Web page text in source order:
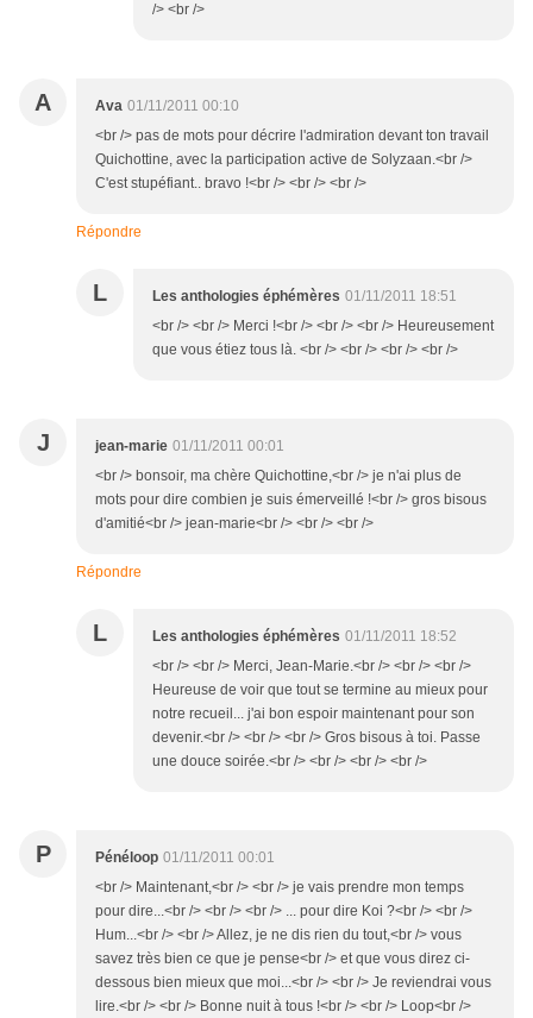
/> <br />
A Ava 01/11/2011 00:10
<br /> pas de mots pour décrire l'admiration devant ton travail
Quichottine, avec la participation active de Solyzaan.<br />
C'est stupéfiant.. bravo !<br /> <br /> <br />
Répondre
L Les anthologies éphémères 01/11/2011 18:51
<br /> <br /> Merci !<br /> <br /> <br /> Heureusement
que vous étiez tous là. <br /> <br /> <br /> <br />
J jean-marie 01/11/2011 00:01
<br /> bonsoir, ma chère Quichottine,<br /> je n'ai plus de
mots pour dire combien je suis émerveillé !<br /> gros bisous
d'amitié<br /> jean-marie<br /> <br /> <br />
Répondre
L Les anthologies éphémères 01/11/2011 18:52
<br /> <br /> Merci, Jean-Marie.<br /> <br /> <br />
Heureuse de voir que tout se termine au mieux pour
notre recueil... j'ai bon espoir maintenant pour son
devenir.<br /> <br /> <br /> Gros bisous à toi. Passe
une douce soirée.<br /> <br /> <br /> <br />
P Pénéloop 01/11/2011 00:01
<br /> Maintenant,<br /> <br /> je vais prendre mon temps
pour dire...<br /> <br /> <br /> ... pour dire Koi ?<br /> <br />
Hum...<br /> <br /> Allez, je ne dis rien du tout,<br /> vous
savez très bien ce que je pense<br /> et que vous direz ci-
dessous bien mieux que moi...<br /> <br /> Je reviendrai vous
lire.<br /> <br /> Bonne nuit à tous !<br /> <br /> Loop<br />